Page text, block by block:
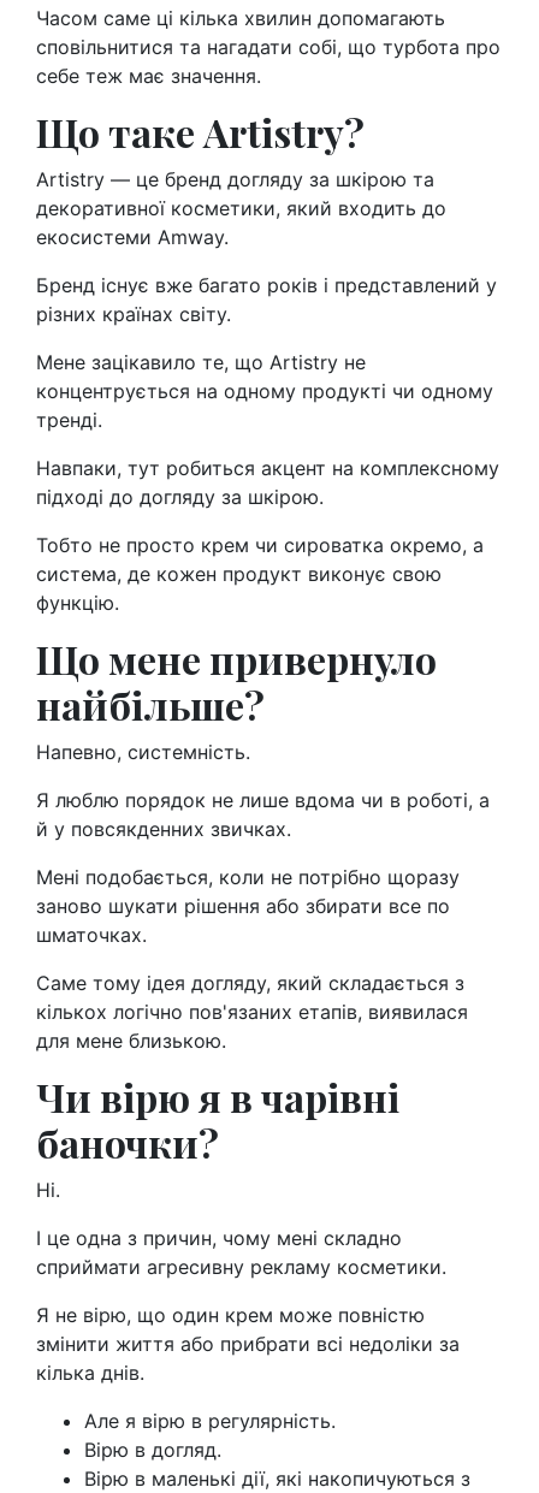
Часом саме ці кілька хвилин допомагають
сповільнитися та нагадати собі, що турбота про
себе теж має значення.
Що таке Artistry?
Artistry — це бренд догляду за шкірою та
декоративної косметики, який входить до
екосистеми Amway.
Бренд існує вже багато років і представлений у
різних країнах світу.
Мене зацікавило те, що Artistry не
концентрується на одному продукті чи одному
тренді.
Навпаки, тут робиться акцент на комплексному
підході до догляду за шкірою.
Тобто не просто крем чи сироватка окремо, а
система, де кожен продукт виконує свою
функцію.
Що мене привернуло
найбільше?
Напевно, системність.
Я люблю порядок не лише вдома чи в роботі, а
й у повсякденних звичках.
Мені подобається, коли не потрібно щоразу
заново шукати рішення або збирати все по
шматочках.
Саме тому ідея догляду, який складається з
кількох логічно пов'язаних етапів, виявилася
для мене близькою.
Чи вірю я в чарівні
баночки?
Ні.
І це одна з причин, чому мені складно
сприймати агресивну рекламу косметики.
Я не вірю, що один крем може повністю
змінити життя або прибрати всі недоліки за
кілька днів.
Але я вірю в регулярність.
Вірю в догляд.
Вірю в маленькі дії, які накопичуються з